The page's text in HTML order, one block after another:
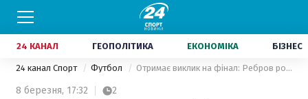
24 КАНАЛ ГЕОПОЛІТИКА ЕКОНОМІКА БІЗНЕС
24 канал Спорт Футбол Отримає виклик на фінал: Ребров розраховує на капітана Шахтаря у матчах відбору Євро-2024
8 березня, 17:32 2